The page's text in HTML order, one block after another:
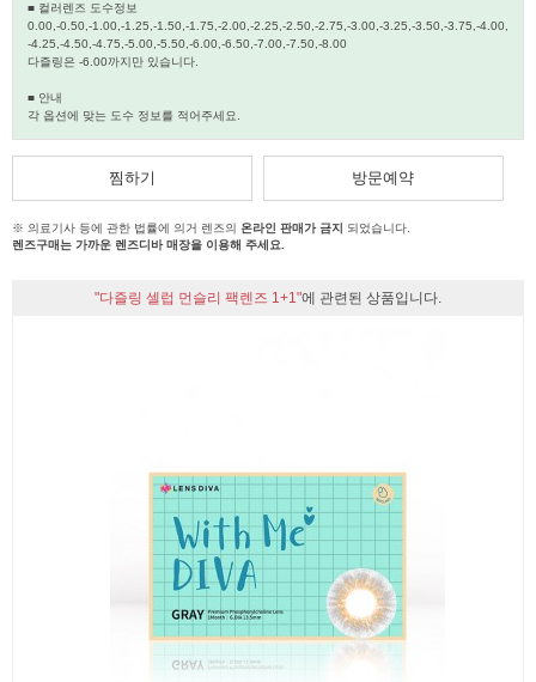
■ 컬러렌즈 도수정보
0.00,-0.50,-1.00,-1.25,-1.50,-1.75,-2.00,-2.25,-2.50,-2.75,-3.00,-3.25,-3.50,-3.75,-4.00,
-4.25,-4.50,-4.75,-5.00,-5.50,-6.00,-6.50,-7.00,-7.50,-8.00
다즐링은 -6.00까지만 있습니다.
■ 안내
각 옵션에 맞는 도수 정보를 적어주세요.
찜하기 방문예약
※ 의료기사 등에 관한 법률에 의거 렌즈의 온라인 판매가 금지
되었습니다.
렌즈구매는 가까운 렌즈디바 매장을 이용해 주세요.
"다즐링 셀럽 먼슬리 팩렌즈 1+1"에 관련된 상품입니다.